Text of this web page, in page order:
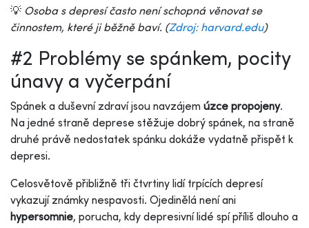
💡 Osoba s depresí často není schopná věnovat se
činnostem, které ji běžně baví. (Zdroj: harvard.edu)
#2 Problémy se spánkem, pocity
únavy a vyčerpání
Spánek a duševní zdraví jsou navzájem úzce propojeny.
Na jedné straně deprese stěžuje dobrý spánek, na straně
druhé právě nedostatek spánku dokáže vydatně přispět k
depresi.
Celosvětově přibližně tři čtvrtiny lidí trpících depresí
vykazují známky nespavosti. Ojedinělá není ani
hypersomnie, porucha, kdy depresivní lidé spí příliš dlouho a